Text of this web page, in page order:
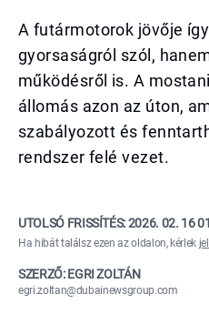
A futármotorok jövője
gyorsaságról szól,
működésről is. A
állomás azon az úton,
szabályozott és
rendszer felé vezet.
UTOLSÓ FRISSÍTÉS:2026. 02. 16
Ha hibát találsz ezen az oldalon, kérlek
SZERZŐ: EGRI ZOLTÁN
egri.zoltan@dubainewsgroup.com